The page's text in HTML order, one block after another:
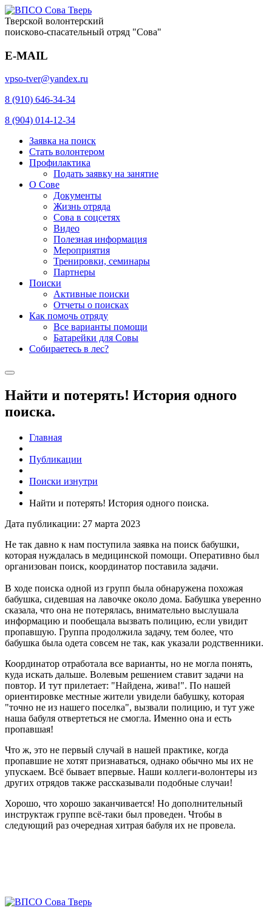
Тверской волонтерский
поисково-спасательный отряд "Сова"
E-MAIL
vpso-tver@yandex.ru
8 (910) 646-34-34
8 (904) 014-12-34
Заявка на поиск
Стать волонтером
Профилактика
Подать заявку на занятие
О Сове
Документы
Жизнь отряда
Сова в соцсетях
Видео
Полезная информация
Мероприятия
Тренировки, семинары
Партнеры
Поиски
Активные поиски
Отчеты о поисках
Как помочь отряду
Все варианты помощи
Батарейки для Совы
Собираетесь в лес?
Найти и потерять! История одного
поиска.
Главная
Публикации
Поиски изнутри
Найти и потерять! История одного поиска.
Дата публикации: 27 марта 2023
Не так давно к нам поступила заявка на поиск бабушки,
которая нуждалась в медицинской помощи. Оперативно был
организован поиск, координатор поставила задачи.
В ходе поиска одной из групп была обнаружена похожая
бабушка, сидевшая на лавочке около дома. Бабушка уверенно
сказала, что она не потерялась, внимательно выслушала
информацию и пообещала вызвать полицию, если увидит
пропавшую. Группа продолжила задачу, тем более, что
бабушка была одета совсем не так, как указали родственники.
Координатор отработала все варианты, но не могла понять,
куда искать дальше. Волевым решением ставит задачи на
повтор. И тут прилетает: "Найдена, жива!". По нашей
ориентировке местные жители увидели бабушку, которая
"точно не из нашего поселка", вызвали полицию, и тут уже
наша бабуля отвертеться не смогла. Именно она и есть
пропавшая!
Что ж, это не первый случай в нашей практике, когда
пропавшие не хотят признаваться, однако обычно мы их не
упускаем. Всё бывает впервые. Наши коллеги-волонтеры из
других отрядов также рассказывали подобные случаи!
Хорошо, что хорошо заканчивается! Но дополнительный
инструктаж группе всё-таки был проведен. Чтобы в
следующий раз очередная хитрая бабуля их не провела.